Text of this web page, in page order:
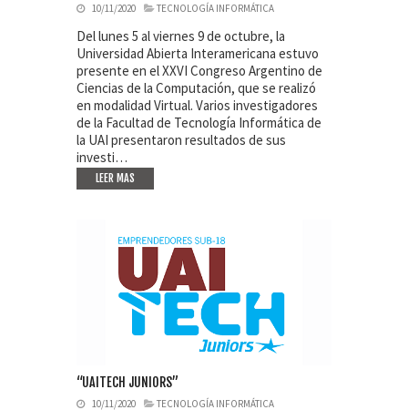
10/11/2020 TECNOLOGÍA INFORMÁTICA
Del lunes 5 al viernes 9 de octubre, la
Universidad Abierta Interamericana estuvo
presente en el XXVI Congreso Argentino de
Ciencias de la Computación, que se realizó
en modalidad Virtual. Varios investigadores
de la Facultad de Tecnología Informática de
la UAI presentaron resultados de sus
investi…
LEER MAS
“UAITECH JUNIORS”
10/11/2020 TECNOLOGÍA INFORMÁTICA